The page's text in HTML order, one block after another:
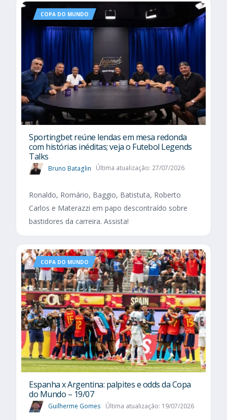
COPA DO MUNDO
Sportingbet reúne lendas em mesa redonda
com histórias inéditas; veja o Futebol Legends
Talks
Bruno Bataglin Última atualização: 27/07/2026
Ronaldo, Romário, Baggio, Batistuta, Roberto
Carlos e Materazzi em papo descontraído sobre
bastidores da carreira. Assista!
COPA DO MUNDO
Espanha x Argentina: palpites e odds da Copa
do Mundo – 19/07
Guilherme Gomes Última atualização: 19/07/2026